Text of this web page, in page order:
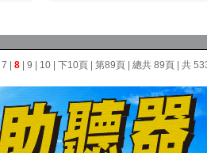
7 8| 9 10| 下10頁| 第89頁| 總共 89頁 | 共